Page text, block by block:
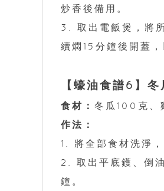
炒香後備用。
3. 取出電飯煲，將
續燜15分鐘後開蓋
【蠔油食譜6】冬
食材： 冬瓜100克、
作法：
1. 將全部食材洗淨
2. 取出平底鑊、倒
鐘。